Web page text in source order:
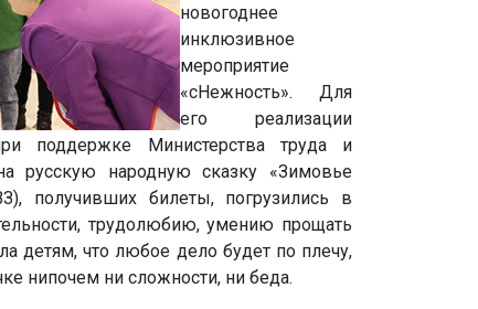
новогоднее
инклюзивное
мероприятие
«сНежность». Для
его реализации
поддержке Министерства труда и
русскую народную сказку «Зимовье
получивших билеты, погрузились в
трудолюбию, умению прощать
детям, что любое дело будет по плечу,
нипочем ни сложности, ни беда.